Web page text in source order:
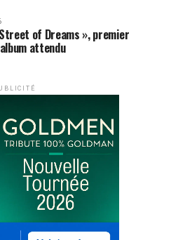
of Dreams », premier
attendu